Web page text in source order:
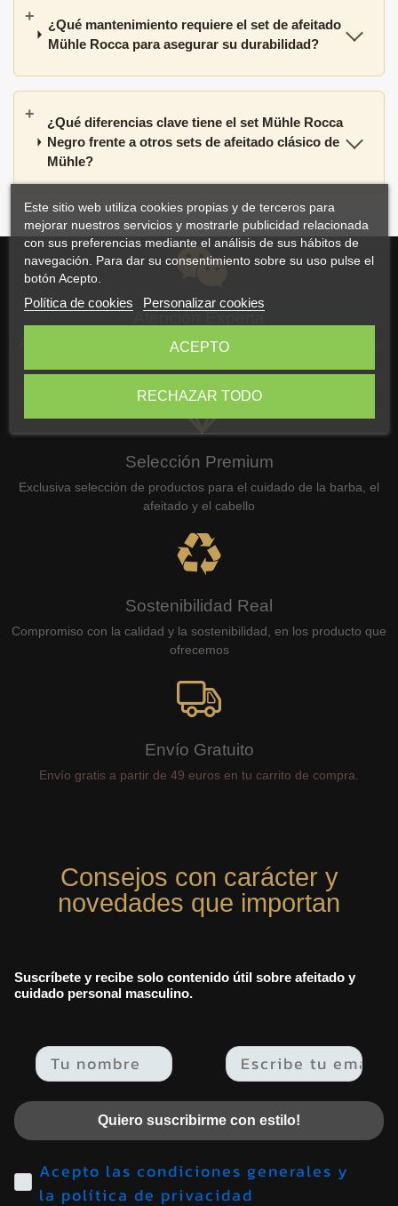
¿Qué mantenimiento requiere el set de afeitado
Mühle Rocca para asegurar su durabilidad?
¿Qué diferencias clave tiene el set Mühle Rocca
Negro frente a otros sets de afeitado clásico de
Mühle?
Este sitio web utiliza cookies propias y de terceros para
mejorar nuestros servicios y mostrarle publicidad relacionada
con sus preferencias mediante el análisis de sus hábitos de
navegación. Para dar su consentimiento sobre su uso pulse el
botón Acepto.
Política de cookies Personalizar cookies
RECHAZAR TODO
ACEPTO
Atención personalizada y asesoramiento por correo electrónico,
Selección Premium
Exclusiva selección de productos para el cuidado de la barba, el
afeitado y el cabello
Sostenibilidad Real
Compromiso con la calidad y la sostenibilidad, en los producto que
ofrecemos
Envío Gratuito
Envío gratis a partir de 49 euros en tu carrito de compra.
Consejos con carácter y
novedades que importan
Suscríbete y recibe solo contenido útil sobre afeitado y
cuidado personal masculino.
Email
Quiero suscribirme con estilo!
Acepto las condiciones generales y
la política de privacidad